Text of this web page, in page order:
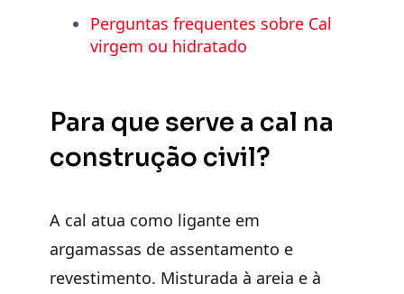
Perguntas frequentes sobre Cal
virgem ou hidratado
Para que serve a cal na
construção civil?
A cal atua como ligante em
argamassas de assentamento e
revestimento. Misturada à areia e à